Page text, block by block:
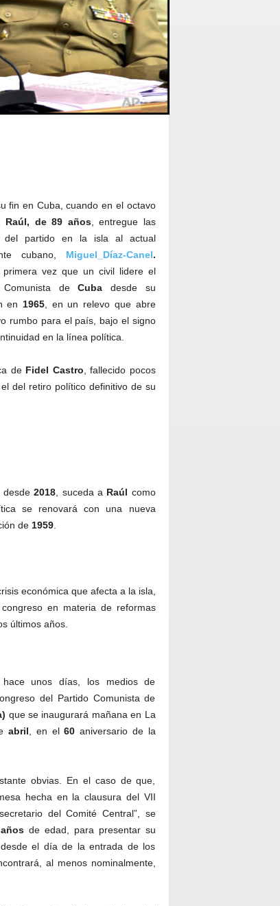
fin en Cuba, cuando en el octavo
Raúl, de 89 años, entregue las
del partido en la isla al actual
cubano, Miguel_Díaz-Canel.
primera vez que un civil lidere el
Comunista deCuba desde su
en 1965, en un relevo que abre
rumbo para el país, bajo el signo
en la línea política.
de Fidel Castro , fallecido pocos
del retiro político definitivo de su
desde2018 , suceda a Raúl como
se renovará con una nueva
de 1959.
económica que afecta a la isla,
en materia de reformas
últimos años.
unos días, los medios de
del Partido Comunista de
que se inaugurará mañana en La
abril , en el60 aniversario de la
obvias. En el caso de que,
hecha en la clausura del VII
del Comité Central”, se
añosde edad, para presentar su
el día de la entrada de los
al menos nominalmente,